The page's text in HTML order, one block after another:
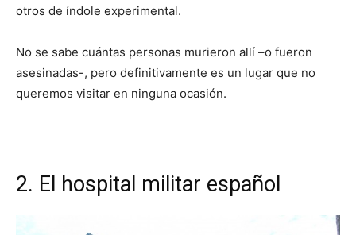
otros de índole experimental.
No se sabe cuántas personas murieron allí –o fueron
asesinadas-, pero definitivamente es un lugar que no
queremos visitar en ninguna ocasión.
2. El hospital militar español